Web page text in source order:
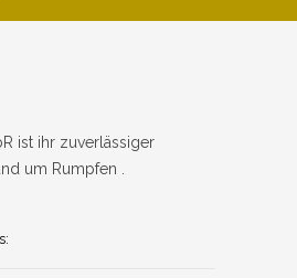
ist ihr zuverlässiger
um Rumpfen .